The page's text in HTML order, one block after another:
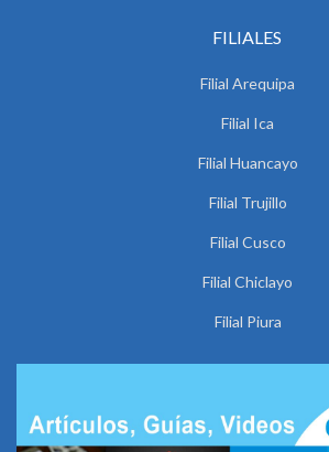
FILIALES
Filial Arequipa
Filial Ica
Filial Huancayo
Filial Trujillo
Filial Cusco
Filial Chiclayo
Filial Piura